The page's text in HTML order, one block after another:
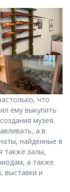
что
ему выкупить
музея.
а в
найденные в
также залы,
а также
выставки и